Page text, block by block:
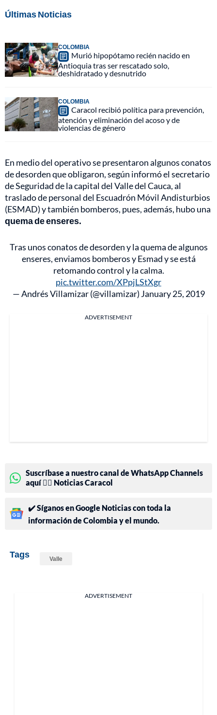
Últimas Noticias
COLOMBIA
Murió hipopótamo recién nacido en
Antioquia tras ser rescatado solo,
deshidratado y desnutrido
COLOMBIA
Caracol recibió política para prevención,
atención y eliminación del acoso y de
violencias de género
En medio del operativo se presentaron algunos conatos
de desorden que obligaron, según informó el secretario
de Seguridad de la capital del Valle del Cauca, al
traslado de personal del Escuadrón Móvil Andisturbios
(ESMAD) y también bomberos, pues, además, hubo una
quema de enseres.
Tras unos conatos de desorden y la quema de algunos
enseres, enviamos bomberos y Esmad y se está
retomando control y la calma.
pic.twitter.com/XPpjLStXgr
— Andrés Villamizar (@villamizar) January 25, 2019
ADVERTISEMENT
Suscríbase a nuestro canal de WhatsApp Channels
aquí 👉🏻 Noticias Caracol
✔️ Síganos en Google Noticias con toda la
información de Colombia y el mundo.
Tags Valle
ADVERTISEMENT